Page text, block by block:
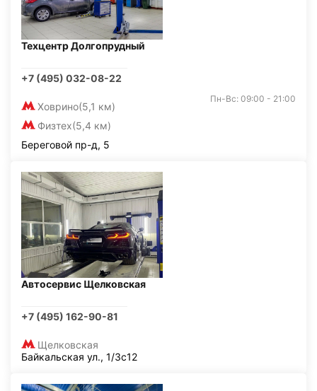
Техцентр Долгопрудный
+7 (495) 032-08-22
Ховрино(5,1 км)
Физтех(5,4 км)
Пн-Вс: 09:00 - 21:00
Береговой пр-д, 5
Автосервис Щелковская
+7 (495) 162-90-81
Щелковская
Байкальская ул., 1/3с12